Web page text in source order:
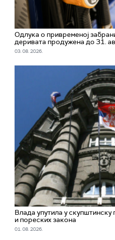
Одлука о привременој
деривата продужена до 31.
03. 08. 2026.
Влада упутила у
и пореских закона
01. 08. 2026.